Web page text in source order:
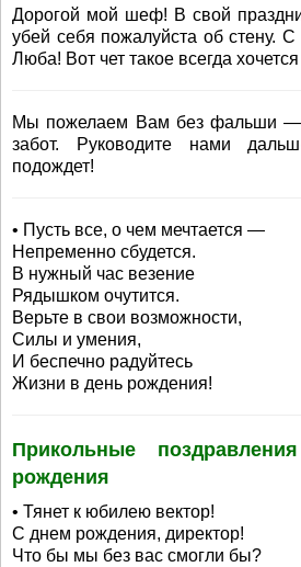
Дорогой мой шеф! В свой
убей себя пожалуйста об стену.
Люба! Вот чет такое всегда
Мы пожелаем Вам без фальши —
забот. Руководите нами
подождет!
• Пусть все, о чем мечтается —
Непременно сбудется.
В нужный час везение
Рядышком очутится.
Верьте в свои возможности,
Силы и умения,
И беспечно радуйтесь
Жизни в день рождения!
Прикольные
рождения
• Тянет к юбилею вектор!
С днем рождения, директор!
Что бы мы без вас смогли бы?